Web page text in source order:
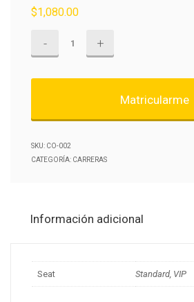
$1,080.00
y
Matricularme
SKU: CO-002
CATEGORÍA: CARRERAS
Información adicional
Seat Standard, VIP